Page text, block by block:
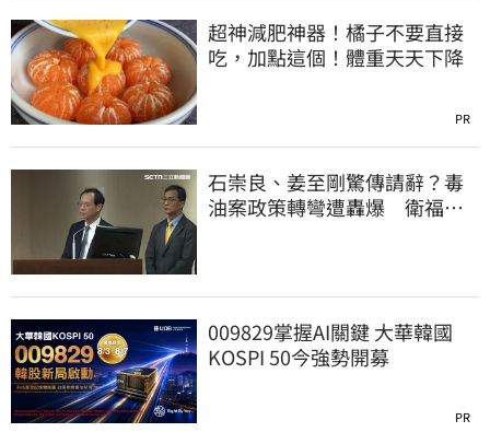
超神減肥神器！橘子不要直接
吃，加點這個！體重天天下降
PR
石崇良、姜至剛驚傳請辭？毒
油案政策轉彎遭轟爆 衛福部
009829掌握AI關鍵 大華韓國
KOSPI 50今強勢開募
PR